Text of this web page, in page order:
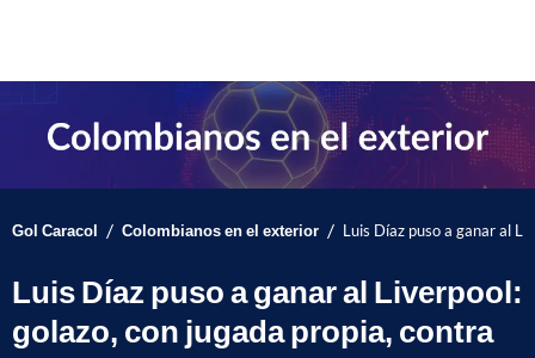
Gol Caracol / Colombianos en el exterior / Luis Díaz puso a ganar al
Luis Díaz puso a ganar al Liverpool:
golazo, con jugada propia, contra